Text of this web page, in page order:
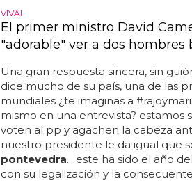
VIVA!
El primer ministro David
"adorable" ver a dos hombres
Una gran respuesta sincera, sin
dice mucho de su país, una de las
mundiales ¿te imaginas a
mismo en una entrevista? estamos
voten al pp y agachen la cabeza
nuestro presidente le da igual que
pontevedra... este ha sido el año
con su legalización y la